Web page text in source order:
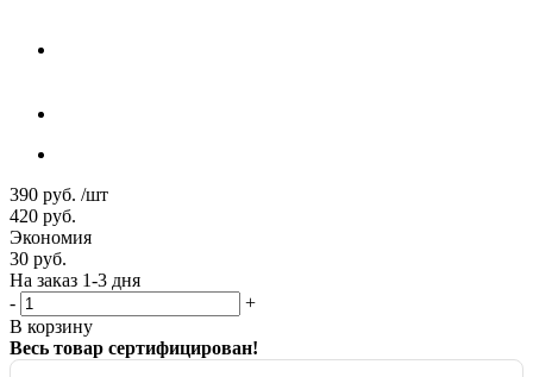
390 руб. /шт
420 руб.
Экономия
30 руб.
На заказ 1-3 дня
-
+
В корзину
Весь товар сертифицирован!